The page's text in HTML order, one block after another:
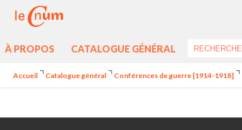
À PROPOS CATALOGUE GÉNÉRAL
Accueil Catalogue général Conférences de guerre [1914-1918]